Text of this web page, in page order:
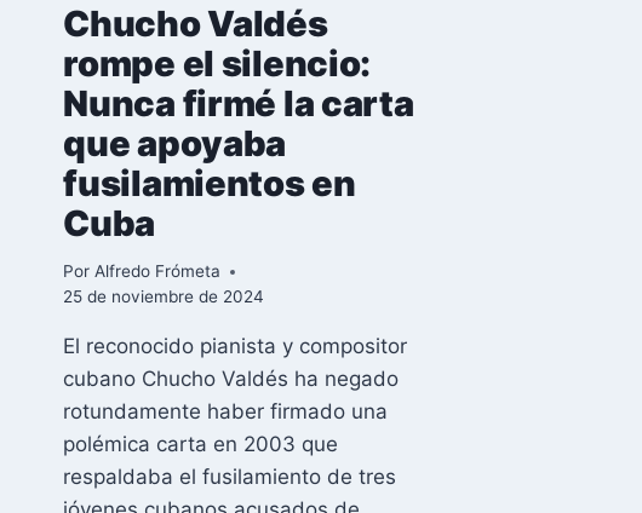
Chucho Valdés
rompe el silencio:
Nunca firmé la carta
que apoyaba
fusilamientos en
Cuba
Por Alfredo Frómeta
25 de noviembre de 2024
El reconocido pianista y compositor
cubano Chucho Valdés ha negado
rotundamente haber firmado una
polémica carta en 2003 que
respaldaba el fusilamiento de tres